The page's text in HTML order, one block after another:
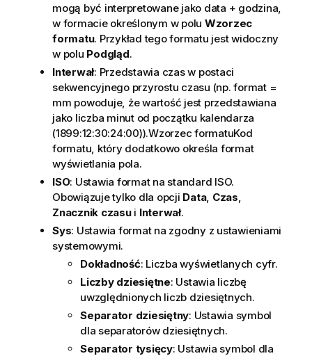
mogą być interpretowane jako data + godzina,
w formacie określonym w polu Wzorzec
formatu. Przykład tego formatu jest widoczny
w polu Podgląd.
Interwał: Przedstawia czas w postaci
sekwencyjnego przyrostu czasu (np. format =
mm powoduje, że wartość jest przedstawiana
jako liczba minut od początku kalendarza
(1899:12:30:24:00)).Wzorzec formatuKod
formatu, który dodatkowo określa format
wyświetlania pola.
ISO: Ustawia format na standard ISO.
Obowiązuje tylko dla opcji Data, Czas,
Znacznik czasui Interwał.
Sys: Ustawia format na zgodny z ustawieniami
systemowymi.
Dokładność: Liczba wyświetlanych cyfr.
Liczby dziesiętne: Ustawia liczbę
uwzględnionych liczb dziesiętnych.
Separator dziesiętny: Ustawia symbol
dla separatorów dziesiętnych.
Separator tysięcy: Ustawia symbol dla